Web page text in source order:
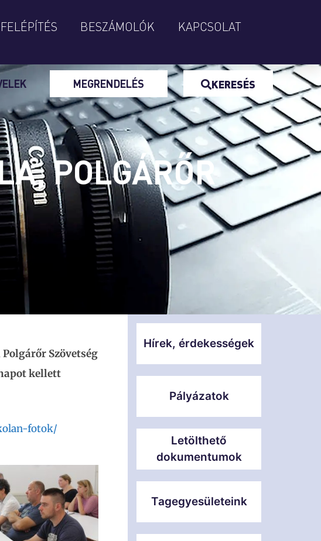
BESZÁMOLÓK KAPCSOLAT
MEGRENDELÉS KERESÉS
POLGÁRŐR
Szövetség
kellett
fotok/
Hírek, érdekességek
Pályázatok
Letölthető
dokumentumok
Tagegyesületeink